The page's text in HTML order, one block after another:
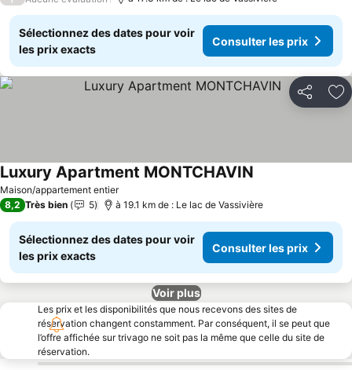
Sélectionnez des dates pour voir
les prix exacts
Consulter les prix
Partager
Maison/appartement entier
Luxury Apartment MONTCHAVIN
8,2 Très bien 5 à 19.1 km de : Le lac de Vassivière
Sélectionnez des dates pour voir
les prix exacts
Consulter les prix
Voir plus
Les prix et les disponibilités que nous recevons des sites de
réservation changent constamment. Par conséquent, il se peut que
l’offre affichée sur trivago ne soit pas la même que celle du site de
réservation.